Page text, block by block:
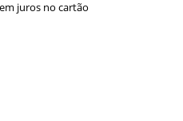
juros no cartão